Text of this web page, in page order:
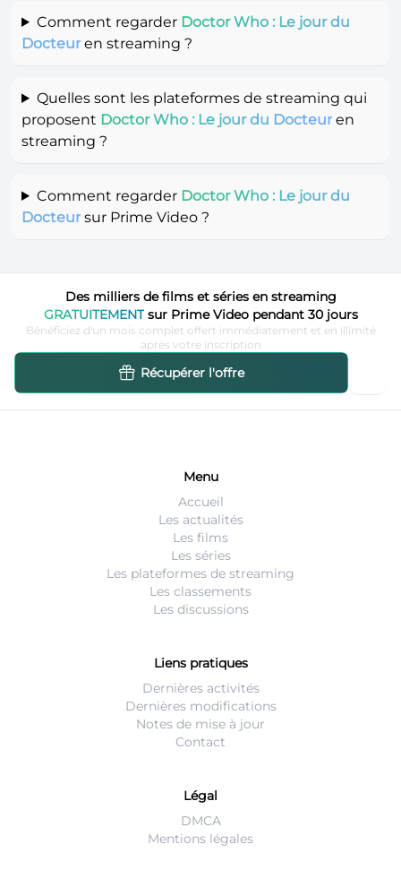
Comment regarder Doctor Who : Le jour du
Docteur en streaming ?
Quelles sont les plateformes de streaming qui
proposent Doctor Who : Le jour du Docteur en
streaming ?
Comment regarder Doctor Who : Le jour du
Docteur sur Prime Video ?
Des milliers de films et séries en streaming
GRATUITEMENTsur Prime Video pendant 30 jours
Bénéficiez d'un mois complet offert immédiatement et en illimité
après votre inscription
Récupérer l'offre
Menu
Accueil
Les actualités
Les films
Les séries
Les plateformes de streaming
Les classements
Les discussions
Liens pratiques
Dernières activités
Dernières modifications
Notes de mise à jour
Contact
Légal
DMCA
Mentions légales